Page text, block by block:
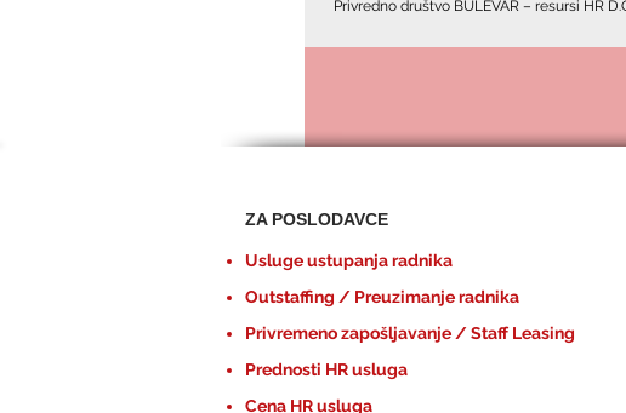
Privredno društvo BULEVAR – resursi HR
ZA POSLODAVCE
Usluge ustupanja radnika
Outstaffing / Preuzimanje radnika
Privremeno zapošljavanje / Staff Leasing
Prednosti HR usluga
Cena HR usluga